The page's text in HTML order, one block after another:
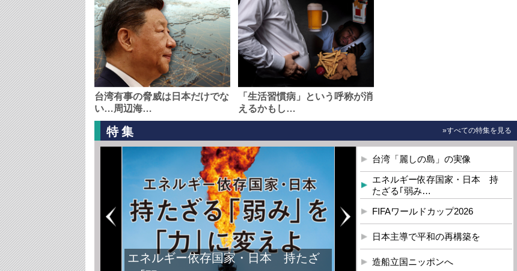
台湾有事の脅威は日本だけでな
い…周辺海…
「生活習慣病」という呼称が消
えるかもし…
特集 »すべての特集を見る
FIFAワールドカップ2026
台湾「麗しの島」の実像
エネルギー依存国家・日本 持
たざる｢弱み…
FIFAワールドカップ2026
日本主導で平和の再構築を
造船立国ニッポンへ